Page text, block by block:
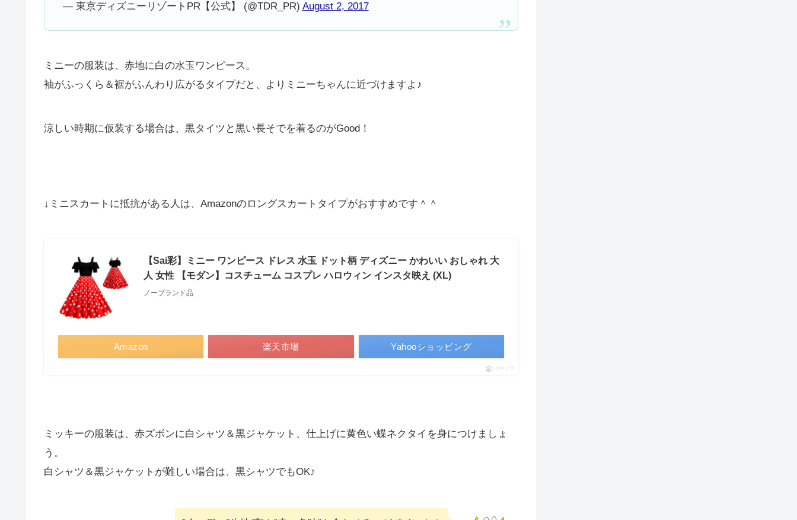
— 東京ディズニーリゾートPR【公式】 (@TDR_PR) August 2, 2017
ミニーの服装は、赤地に白の水玉ワンピース。
袖がふっくら＆裾がふんわり広がるタイプだと、よりミニーちゃんに近づけますよ♪
涼しい時期に仮装する場合は、黒タイツと黒い長そでを着るのがGood！
↓ミニスカートに抵抗がある人は、Amazonのロングスカートタイプがおすすめです＾＾
【Sai彩】ミニー ワンピース ドレス 水玉 ドット柄 ディズニー かわいい おしゃれ 大
人 女性 【モダン】コスチューム コスプレ ハロウィン インスタ映え (XL)
ノーブランド品
Amazon 楽天市場 Yahooショッピング
ポチップ
ミッキーの服装は、赤ズボンに白シャツ＆黒ジャケット、仕上げに黄色い蝶ネクタイを身につけましょ
う。
白シャツ＆黒ジャケットが難しい場合は、黒シャツでもOK♪